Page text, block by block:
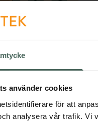
använder cookies
för att
analysera vår trafik. Vi
användning.